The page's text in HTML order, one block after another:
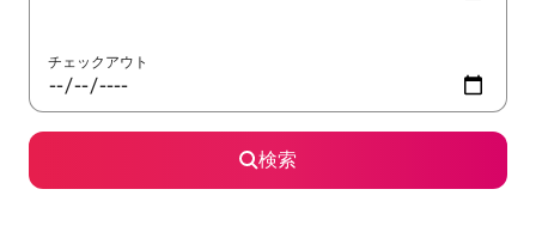
チェックアウト
検索